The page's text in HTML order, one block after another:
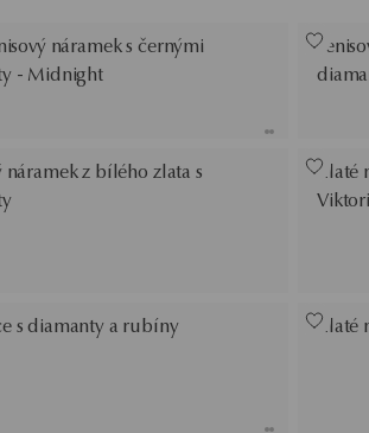
náramek s černými
- Midnight
náramek z bílého zlata s
Zlaté
s diamanty a rubíny Zlaté